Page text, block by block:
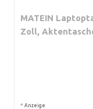
MATEIN
Zoll,
* Anzeige